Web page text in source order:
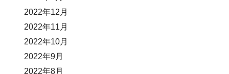
2022年12月
2022年11月
2022年10月
2022年9月
2022年8月